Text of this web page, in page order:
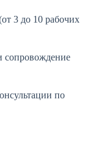
3 до 10 рабочих
сопровождение
по